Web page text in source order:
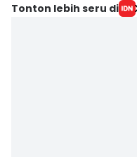
Tonton lebih seru di